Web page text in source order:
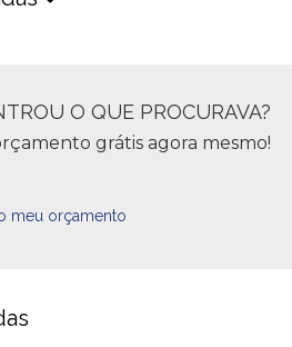
O QUE PROCURAVA?
grátis agora mesmo!
meu orçamento